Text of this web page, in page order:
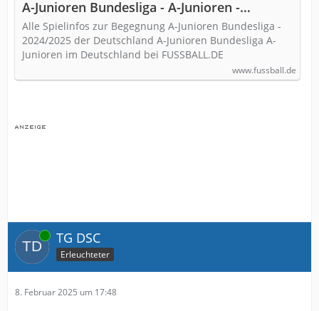
A-Junioren Bundesliga - A-Junioren -
08.02.2025
Alle Spielinfos zur Begegnung A-Junioren Bundesliga -
2024/2025 der Deutschland A-Junioren Bundesliga A-
Junioren im Deutschland bei FUSSBALL.DE
www.fussball.de
Online TG DSC
Erleuchteter
8. Februar 2025 um 17:48